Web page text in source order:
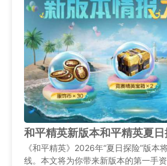
和平精英新版本和平精英夏
《和平精英》2026年“夏日探险”版本
线。本文将为你带来新版本的第一手